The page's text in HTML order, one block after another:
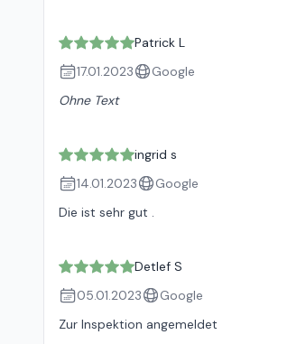
Patrick L
17.01.2023
Google
Ohne Text
ingrid s
14.01.2023
Google
Die ist sehr gut .
Detlef S
05.01.2023
Google
Zur Inspektion angemeldet